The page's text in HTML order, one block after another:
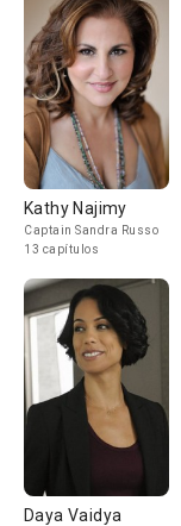
Kathy Najimy
Captain Sandra Russo
13 capítulos
Daya Vaidya